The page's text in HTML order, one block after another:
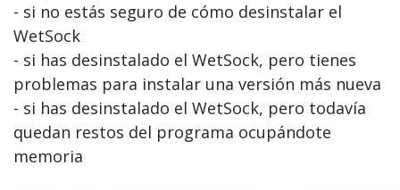
- si no estás seguro de cómo desinstalar el
WetSock
- si has desinstalado el WetSock, pero tienes
problemas para instalar una versión más nueva
- si has desinstalado el WetSock, pero todavía
quedan restos del programa ocupándote
memoria